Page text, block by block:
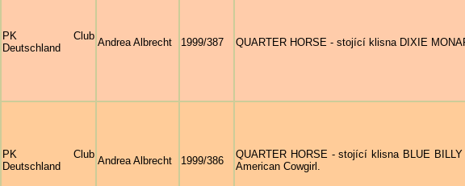
PK Club
Deutschland
Andrea Albrecht 1999/387 QUARTER HORSE - stojící klisna DIXIE
PK Club
Deutschland
Andrea Albrecht 1999/386
QUARTER HORSE - stojící klisna BLUE
American Cowgirl.